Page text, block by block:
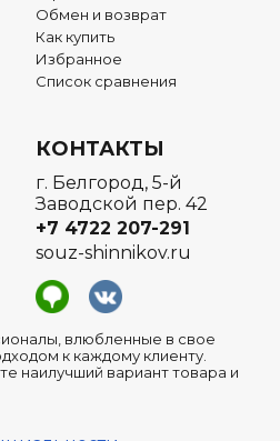
Обмен и возврат
Как купить
Избранное
Список сравнения
влюбленные в свое
к каждому клиенту.
наилучший вариант товара и
КОНТАКТЫ
г. Белгород, 5-й
Заводской пер. 42
+7 4722 207-291
souz-shinnikov.ru